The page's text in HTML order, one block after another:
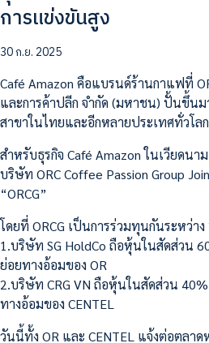
การแข่งขันสูง
30 ก.ย. 2025
Café Amazon คือแบรนด์ร้านกาแฟที่
และการค้าปลีก จำกัด (มหาชน) ปั้นขึ้น
สาขาในไทยและอีกหลายประเทศทั่วโลก
สำหรับธุรกิจ Café Amazon ในเวียดนา
บริษัท ORC Coffee Passion Group
“ORCG”
โดยที่ ORCG เป็นการร่วมทุนกันระหว่าง
1.บริษัท SG HoldCo ถือหุ้นในสัดส่วน
ย่อยทางอ้อมของ OR
2.บริษัท CRG VN ถือหุ้นในสัดส่วน
ทางอ้อมของ CENTEL
วันนี้ทั้ง OR และ CENTEL แจ้งต่อตลา